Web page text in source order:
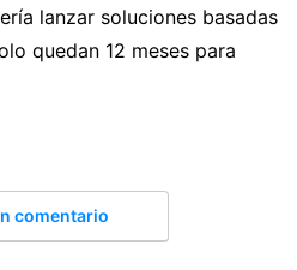
lanzar soluciones basadas
quedan 12 meses para
comentario